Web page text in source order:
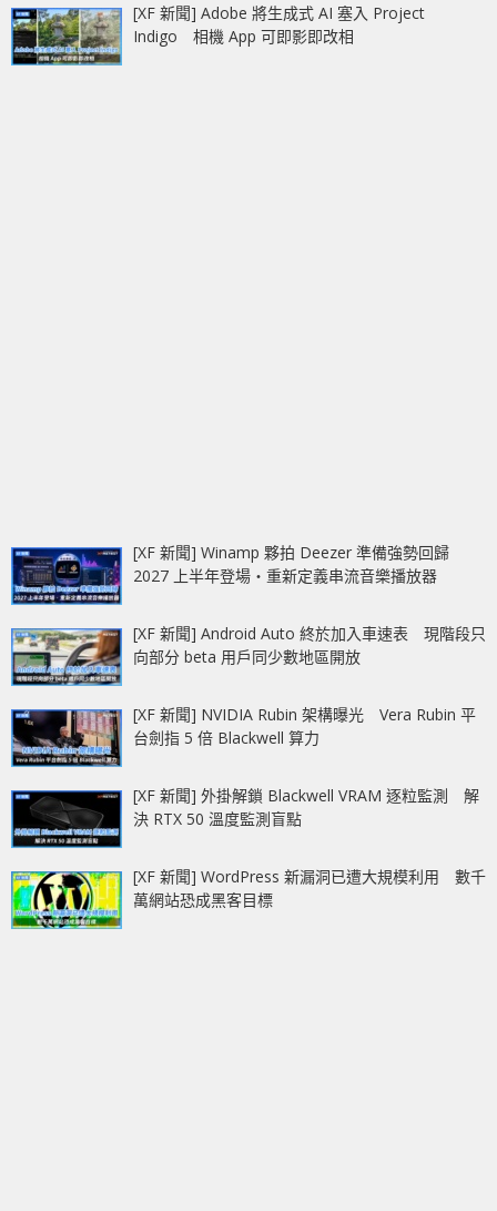
[XF 新聞] Adobe 將生成式 AI 塞入 Project
Indigo 相機 App 可即影即改相
[XF 新聞] Winamp 夥拍 Deezer 準備強勢回歸
2027 上半年登場‧重新定義串流音樂播放器
[XF 新聞] Android Auto 終於加入車速表 現階段只
向部分 beta 用戶同少數地區開放
[XF 新聞] NVIDIA Rubin 架構曝光 Vera Rubin 平
台劍指 5 倍 Blackwell 算力
[XF 新聞] 外掛解鎖 Blackwell VRAM 逐粒監測 解
決 RTX 50 溫度監測盲點
[XF 新聞] WordPress 新漏洞已遭大規模利用 數千
萬網站恐成黑客目標